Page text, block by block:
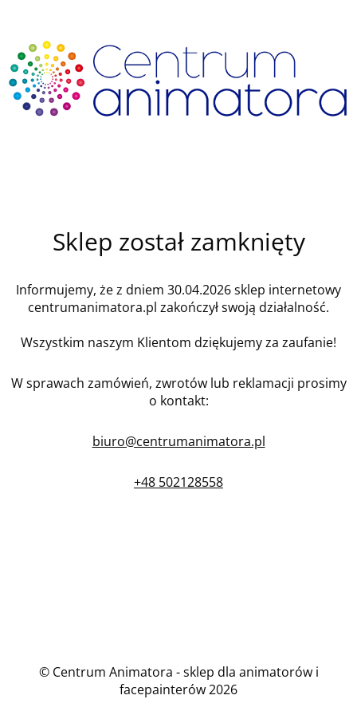
Sklep został zamknięty
Informujemy, że z dniem 30.04.2026 sklep internetowy
centrumanimatora.pl zakończył swoją działalność.
Wszystkim naszym Klientom dziękujemy za zaufanie!
W sprawach zamówień, zwrotów lub reklamacji prosimy
o kontakt:
biuro@centrumanimatora.pl
+48 502128558
© Centrum Animatora - sklep dla animatorów i
facepainterów 2026